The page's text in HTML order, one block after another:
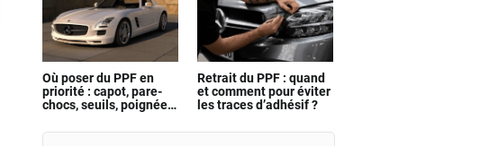
Où poser du PPF en
priorité : capot, pare-
chocs, seuils, poignées
Retrait du PPF : quand
et comment pour éviter
les traces d’adhésif ?